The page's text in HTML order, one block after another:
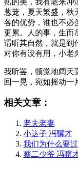
葱茏，夏天繁盛，秋
各的优势，谁也不必
更累。人的事，生而
谓听其自然，就是到
对你有没有用，小老
我听罢，顿觉地阔天
回一晃，宛如摇动一
相关文章：
老夫老妻
小达子 冯骥才
我们为什么要
蔡二少爷 冯骥